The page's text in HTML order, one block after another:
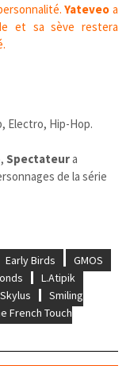
Yateveo a
et sa sève restera
Electro, Hip-Hop.
, Spectateura
de la série
Early Birds
GMOS
L.Atipik
Skylus
Smiling
French Touch